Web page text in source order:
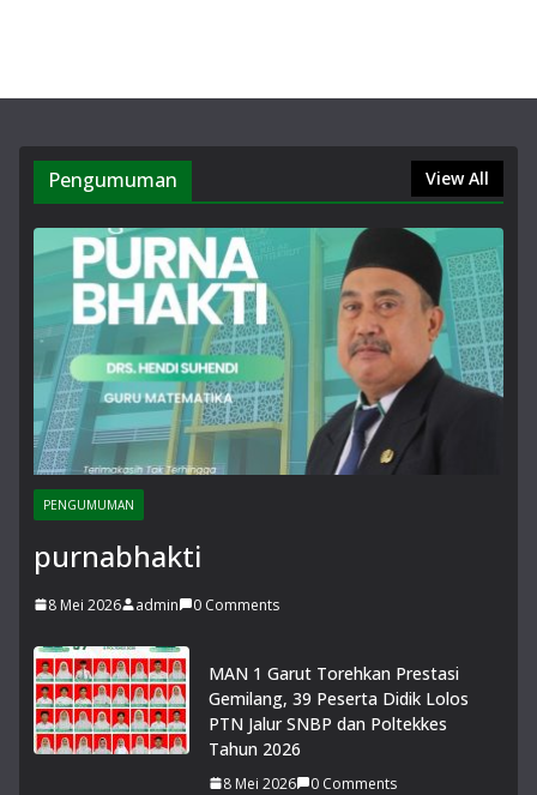
Garut.
Pengumuman View All
PENGUMUMAN
purnabhakti
8 Mei 2026 admin 0 Comments
MAN 1 Garut Torehkan Prestasi
Gemilang, 39 Peserta Didik Lolos
PTN Jalur SNBP dan Poltekkes
Tahun 2026
8 Mei 2026 0 Comments